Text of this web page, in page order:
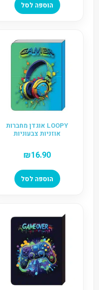
הוספה לסל
LOOPY אוגדן מחברות
אוזניות צבעוניות
₪16.90
הוספה לסל